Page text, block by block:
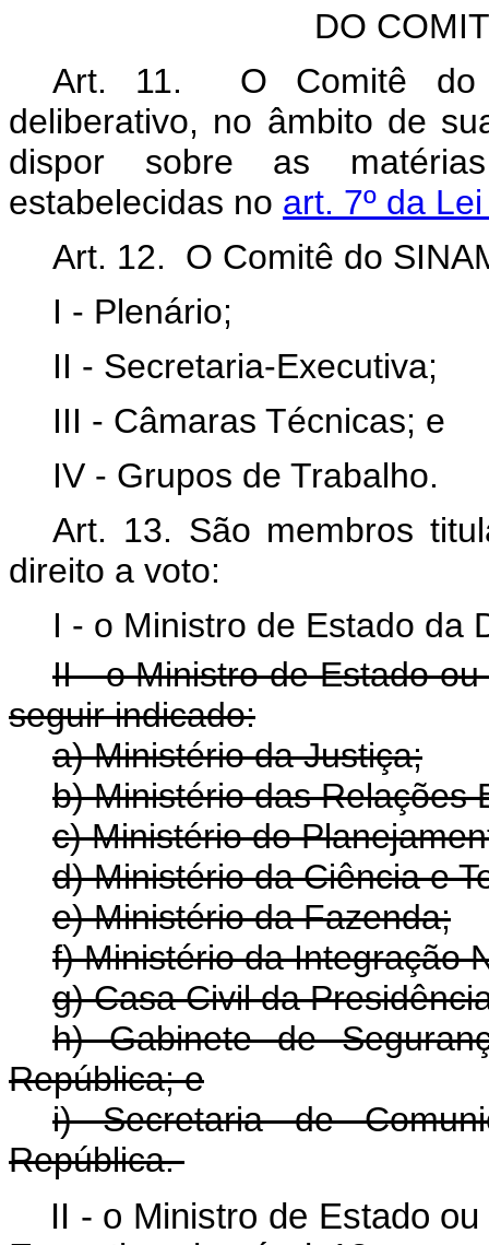
DO
Art. 11. O Comitê do
deliberativo, no âmbito de
dispor sobre as
estabelecidas no art. 7º da
Art. 12. O Comitê do
I - Plenário;
II - Secretaria-Executiva;
III - Câmaras Técnicas; e
IV - Grupos de Trabalho.
Art. 13. São membros
direito a voto:
I - o Ministro de Estado da
II - o Ministro de Estado
seguir indicado:
a) Ministério da Justiça;
b) Ministério das Relações
c) Ministério do
d) Ministério da Ciência e
e) Ministério da Fazenda;
f) Ministério da Integração
g) Casa Civil da
h) Gabinete de
República; e
i) Secretaria de
República.
II - o Ministro de Estado